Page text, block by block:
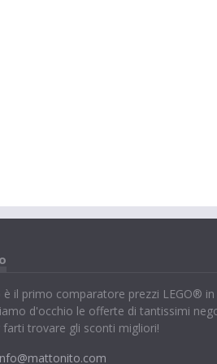
il primo comparatore prezzi LEGO® in
d'occhio le offerte di tantissimi
farti trovare gli sconti migliori!